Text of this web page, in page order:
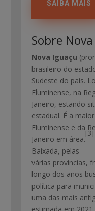
SAIBA MAIS
Sobre
Nova Iguaçu
brasileiro do
Sudeste do país.
Fluminense, na
Janeiro, estando
estadual. É a
Fluminense e da
Janeiro em área.
[3]
Baixada, pelas
várias províncias,
longo dos anos
política para
uma das mais
estimada em 2021